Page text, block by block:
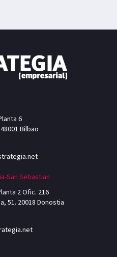
6
Bilbao
San Sebastian
2 Ofic. 216
51. 20018 Donostia